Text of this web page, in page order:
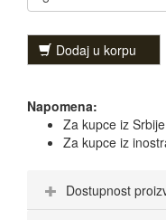
Dodaj u korpu
Napomena:
Za kupce iz
Za kupce iz
Dostupnost